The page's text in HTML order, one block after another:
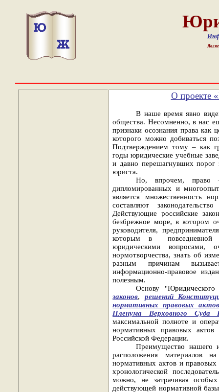
О проекте
В наше время явно
общества. Несомненно, в нас
признаки осознания права как
которого можно добиваться
Подтверждением тому – как
годы юридические учебные
и давно перешагнувших
юриста.
Но, впрочем, право
дипломированных и
является множественность
составляют
Действующие российские
безбрежное море, в котором
руководителя,
которым в
юридическими вопросами,
нормотворчества, знать об
разным причинам
информационно-правовое
полезным.
Основу
законов, решений
нормативных правовых
Пленума Верховного Суда
максимальной полноте и
нормативных правовых
Российской Федерации.
Преимущество нашего
расположения материалов
нормативных актов и
хронологической
можно, не затрачивая
действующей нормативной